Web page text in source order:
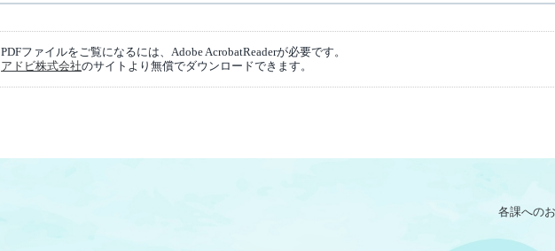
PDFファイルをご覧になるには、Adobe AcrobatReaderが必要です。
アドビ株式会社のサイトより無償でダウンロードできます。
各課への